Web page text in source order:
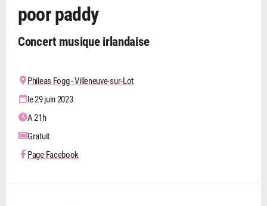
poor paddy
Concert musique irlandaise
Phileas Fogg - Villeneuve-sur-Lot
le 29 juin 2023
A 21h
Gratuit
Page Facebook